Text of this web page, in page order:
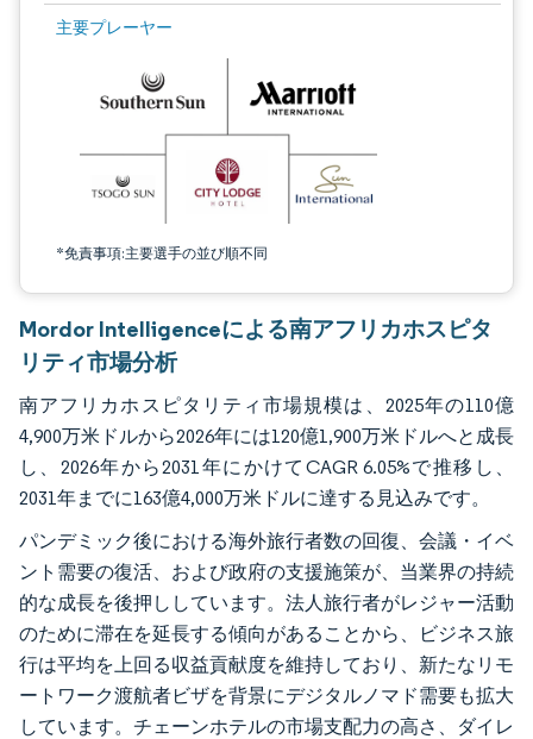
主要プレーヤー
*免責事項:主要選手の並び順不同
画像 © Mordor Intelligence。再利用にはCC BY 4.0の表示が必要です。
Mordor Intelligenceによる南アフリカホスピタ
リティ市場分析
南アフリカホスピタリティ市場規模は、2025年の110億
4,900万米ドルから2026年には120億1,900万米ドルへと成長
し、2026年から2031年にかけてCAGR 6.05%で推移し、
2031年までに163億4,000万米ドルに達する見込みです。
パンデミック後における海外旅行者数の回復、会議・イベ
ント需要の復活、および政府の支援施策が、当業界の持続
的な成長を後押ししています。法人旅行者がレジャー活動
のために滞在を延長する傾向があることから、ビジネス旅
行は平均を上回る収益貢献度を維持しており、新たなリモ
ートワーク渡航者ビザを背景にデジタルノマド需要も拡大
しています。チェーンホテルの市場支配力の高さ、ダイレ